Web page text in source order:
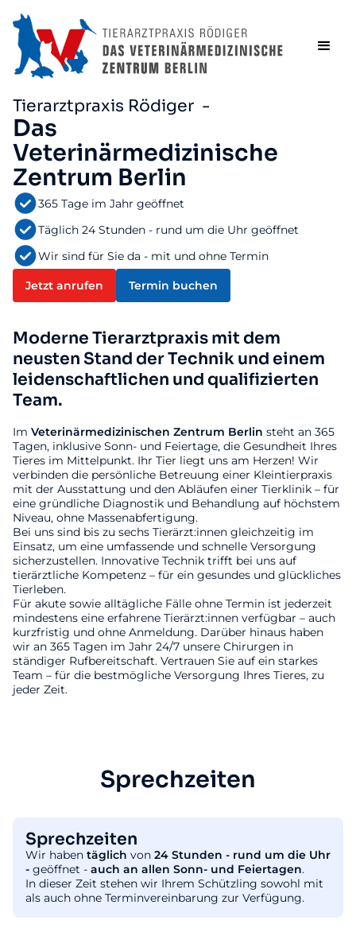
Tierarztpraxis Rödiger -
Das
Veterinärmedizinische
Zentrum Berlin
365 Tage im Jahr geöffnet
Täglich 24 Stunden - rund um die Uhr geöffnet
Wir sind für Sie da - mit und ohne Termin
Jetzt anrufen Termin buchen
Moderne Tierarztpraxis mit dem
neusten Stand der Technik und einem
leidenschaftlichen und qualifizierten
Team.
Im Veterinärmedizinischen Zentrum Berlin steht an 365
Tagen, inklusive Sonn- und Feiertage, die Gesundheit Ihres
Tieres im Mittelpunkt. Ihr Tier liegt uns am Herzen! Wir
verbinden die persönliche Betreuung einer Kleintierpraxis
mit der Ausstattung und den Abläufen einer Tierklinik – für
eine gründliche Diagnostik und Behandlung auf höchstem
Niveau, ohne Massenabfertigung.
Bei uns sind bis zu sechs Tierärzt:innen gleichzeitig im
Einsatz, um eine umfassende und schnelle Versorgung
sicherzustellen. Innovative Technik trifft bei uns auf
tierärztliche Kompetenz – für ein gesundes und glückliches
Tierleben.
Für akute sowie alltägliche Fälle ohne Termin ist jederzeit
mindestens eine erfahrene Tierärzt:innen verfügbar – auch
kurzfristig und ohne Anmeldung. Darüber hinaus haben
wir an 365 Tagen im Jahr 24/7 unsere Chirurgen in
ständiger Rufbereitschaft. Vertrauen Sie auf ein starkes
Team – für die bestmögliche Versorgung Ihres Tieres, zu
jeder Zeit.
Sprechzeiten
Sprechzeiten
Wir haben täglich von 24 Stunden - rund um die Uhr
- geöffnet - auch an allen Sonn- und Feiertagen.
In dieser Zeit stehen wir Ihrem Schützling sowohl mit
als auch ohne Terminvereinbarung zur Verfügung.